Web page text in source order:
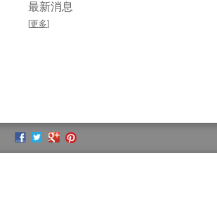
最新消息
[更多]